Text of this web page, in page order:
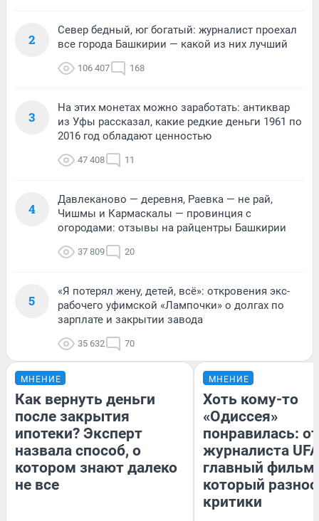
2
Север бедный, юг богатый: журналист проехал
все города Башкирии — какой из них лучший
106 407 168
3
На этих монетах можно заработать: антиквар
из Уфы рассказал, какие редкие деньги 1961 по
2016 год обладают ценностью
47 408 11
4
Давлеканово — деревня, Раевка — не рай,
Чишмы и Кармаскалы — провинция с
огородами: отзывы на райцентры Башкирии
37 809 20
5
«Я потерял жену, детей, всё»: откровения экс-
рабочего уфимской «Лампочки» о долгах по
зарплате и закрытии завода
35 632 70
МНЕНИЕ
Как вернуть деньги
после закрытия
ипотеки? Эксперт
назвала способ, о
котором знают далеко
не все
МНЕНИЕ
Хоть кому-то
«Одиссея»
понравилась:
журналиста
главный фильм
который
критики